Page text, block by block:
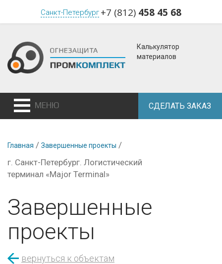
Санкт-Петербург +7 (812) 458 45 68
Калькулятор
материалов
МЕНЮ СДЕЛАТЬ ЗАКАЗ
Главная / Завершенные проекты /
г. Санкт-Петербург. Логистический
терминал «Major Terminal»
Завершенные
проекты
вернуться к объектам